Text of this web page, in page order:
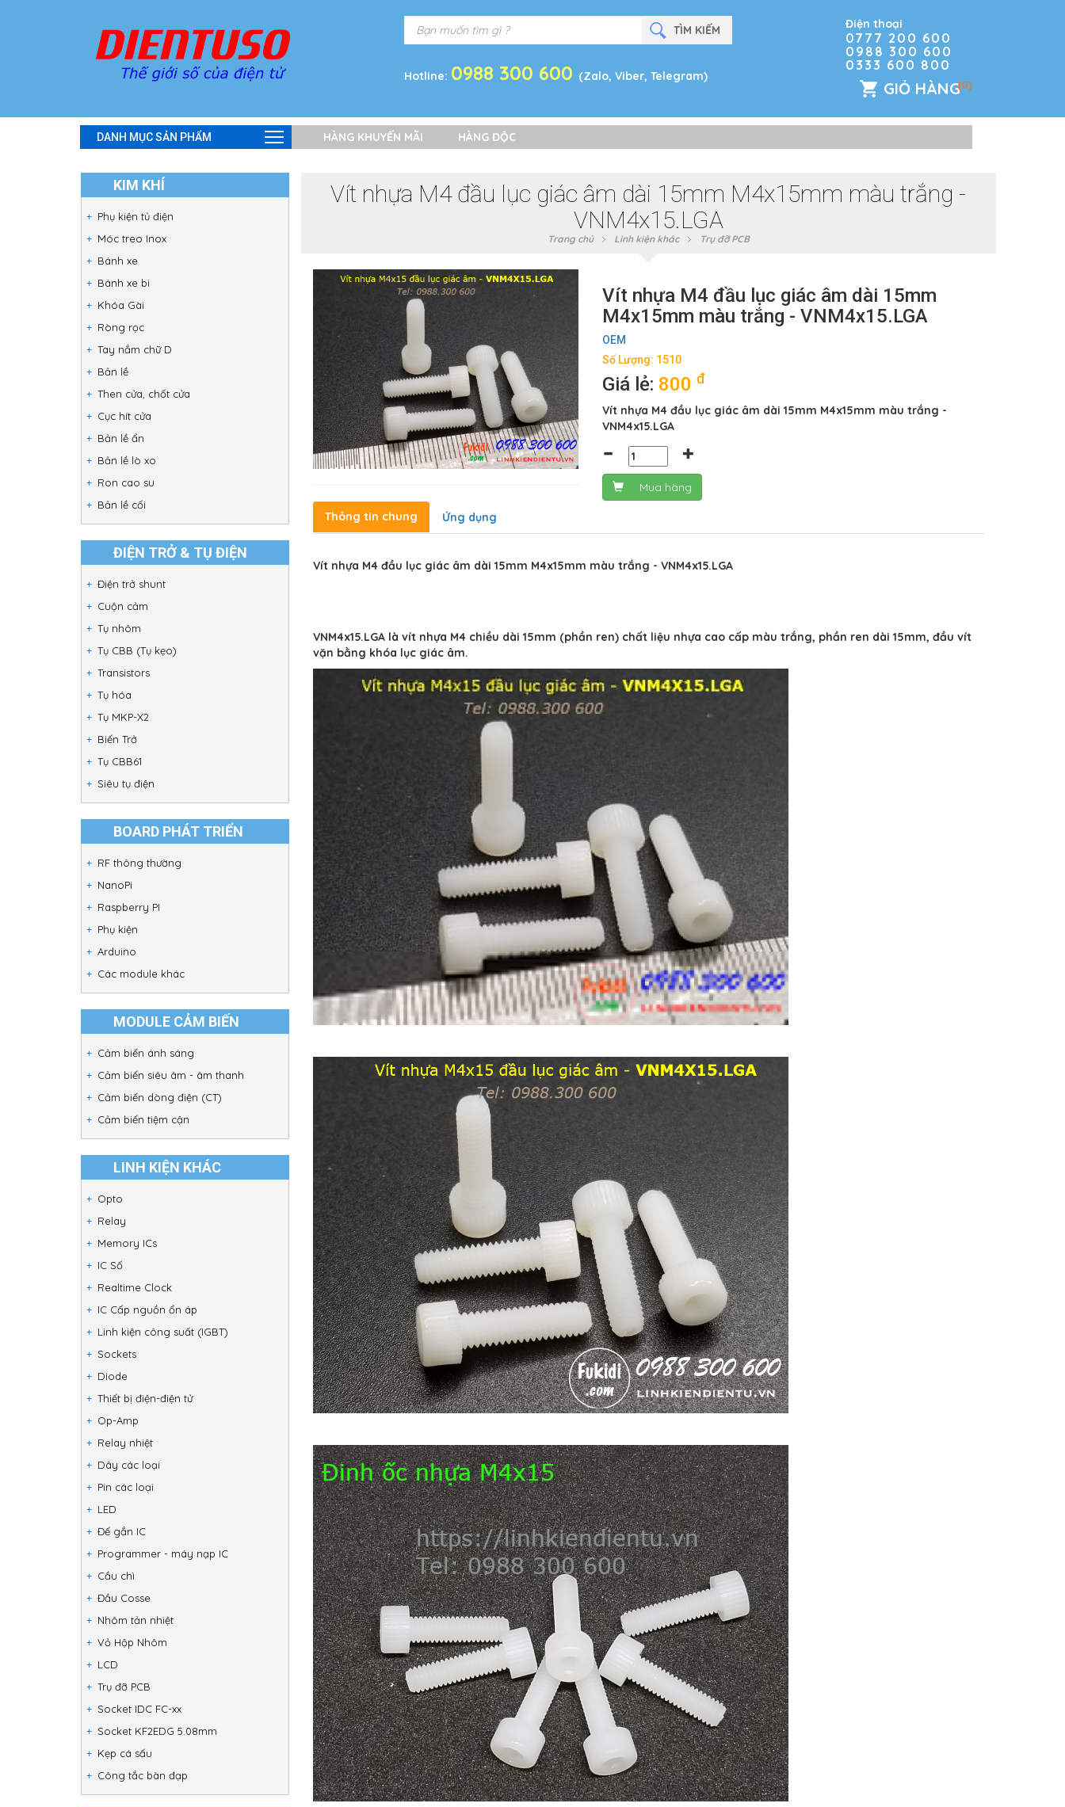
Hotline: 0988 300 600 (Zalo, Viber, Telegram)
Điện thoại
0777 200 600
0988 300 600
0333 600 800
GIỎ HÀNG(0)
DANH MỤC SẢN PHẨM HÀNG KHUYẾN MÃI HÀNG ĐỘC
KIM KHÍ
Phụ kiện tủ điện
Móc treo Inox
Bánh xe
Bánh xe bi
Khóa Gài
Ròng rọc
Tay nắm chữ D
Bản lề
Then cửa, chốt cửa
Cục hít cửa
Bản lề ẩn
Bản lề lò xo
Ron cao su
Bản lề cối
ĐIỆN TRỞ & TỤ ĐIỆN
Điện trở shunt
Cuộn cảm
Tụ nhôm
Tụ CBB (Tụ kẹo)
Transistors
Tụ hóa
Tụ MKP-X2
Biến Trở
Tụ CBB61
Siêu tụ điện
BOARD PHÁT TRIỂN
RF thông thường
NanoPi
Raspberry PI
Phụ kiện
Arduino
Các module khác
MODULE CẢM BIẾN
Cảm biến ánh sáng
Cảm biến siêu âm - âm thanh
Cảm biến dòng điện (CT)
Cảm biến tiệm cận
LINH KIỆN KHÁC
Opto
Relay
Memory ICs
IC Số
Realtime Clock
IC Cấp nguồn ổn áp
Linh kiện công suất (IGBT)
Sockets
Diode
Thiết bị điện-điện tử
Op-Amp
Relay nhiệt
Dây các loại
Pin các loại
LED
Đế gắn IC
Programmer - máy nạp IC
Cầu chì
Đầu Cosse
Nhôm tản nhiệt
Vỏ Hộp Nhôm
LCD
Trụ đỡ PCB
Socket IDC FC-xx
Socket KF2EDG 5.08mm
Kẹp cá sấu
Công tắc bàn đạp
Vít nhựa M4 đầu lục giác âm dài 15mm M4x15mm màu trắng -
VNM4x15.LGA
Trang chủ Linh kiện khác Trụ đỡ PCB
Vít nhựa M4 đầu lục giác âm dài 15mm
M4x15mm màu trắng - VNM4x15.LGA
OEM
Số Lượng: 1510
Giá lẻ: 800đ
Vít nhựa M4 đầu lục giác âm dài 15mm M4x15mm màu trắng -
VNM4x15.LGA
Mua hàng
Thông tin chung Ứng dụng
Vít nhựa M4 đầu lục giác âm dài 15mm M4x15mm màu trắng - VNM4x15.LGA
VNM4x15.LGA là vít nhựa M4 chiều dài 15mm (phần ren) chất liệu nhựa cao cấp màu trắng, phần ren dài 15mm, đầu vít
vặn bằng khóa lục giác âm.